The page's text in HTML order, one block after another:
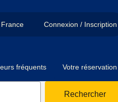
France Connexion / Inscription
fréquents Votre réservation
Rechercher